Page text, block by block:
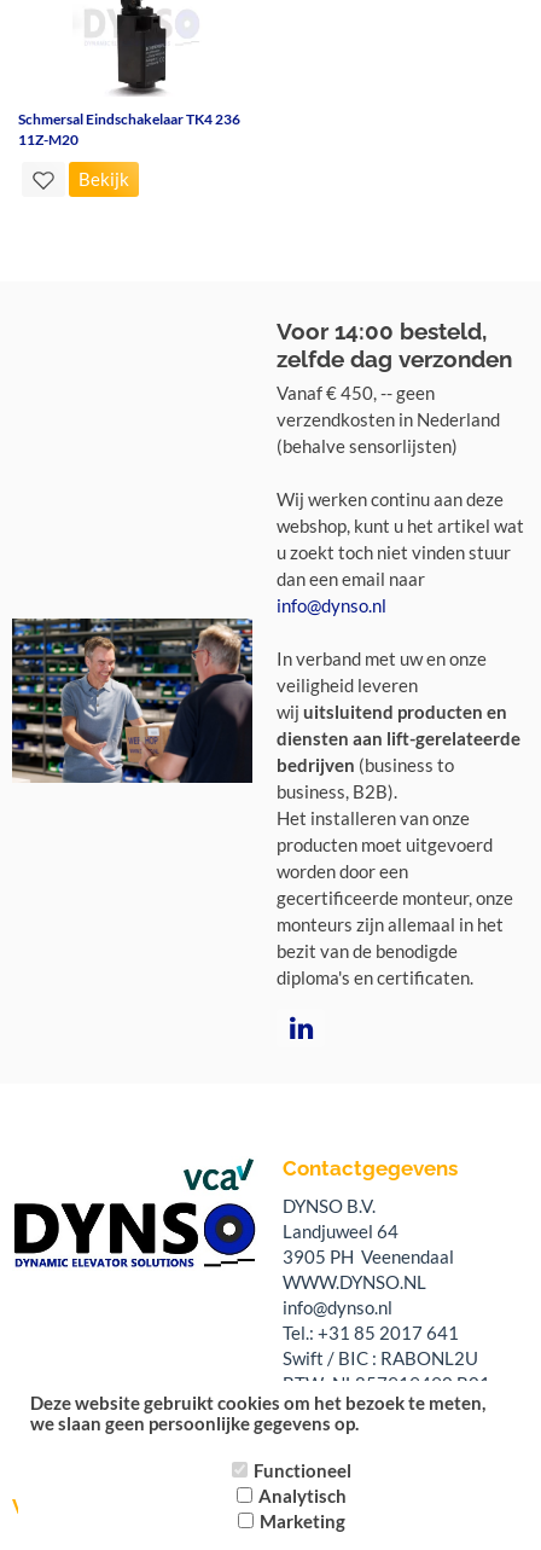
Schmersal Eindschakelaar TK4 236
11Z-M20
Bekijk
Voor 14:00 besteld,
zelfde dag verzonden
Vanaf € 450, -- geen
verzendkosten in Nederland
(behalve sensorlijsten)
Wij werken continu aan deze
webshop, kunt u het artikel wat
u zoekt toch niet vinden stuur
dan een email naar
info@dynso.nl
In verband met uw en onze
veiligheid leveren
wijuitsluitend producten en
diensten aan lift-gerelateerde
bedrijven (business to
business, B2B).
Het installeren van onze
producten moet uitgevoerd
worden door een
gecertificeerde monteur, onze
monteurs zijn allemaal in het
bezit van de benodigde
diploma's en certificaten.
Volg ons op:
Contactgegevens
DYNSO B.V.
Landjuweel 64
3905 PH Veenendaal
WWW.DYNSO.NL
info@dynso.nl
Tel.: +31 85 2017 641
Swift / BIC : RABONL2U
BTW: NL857919490.B01
KvK: 69561702
Deze website gebruikt cookies om het bezoek te meten,
we slaan geen persoonlijke gegevens op.
Functioneel
Analytisch
Marketing